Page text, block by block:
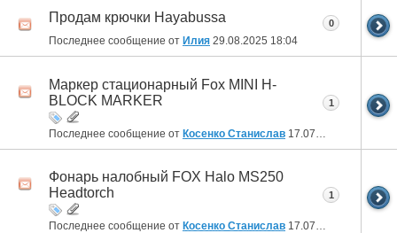
Продам крючки Hayabussa
Последнее сообщение от Илия 29.08.2025 18:04
0
Маркер стационарный Fox MINI H-
BLOCK MARKER
Последнее сообщение от Косенко Станислав 17.07.2025
1
Фонарь налобный FOX Halo MS250
Headtorch
Последнее сообщение от Косенко Станислав 17.07.2025
1